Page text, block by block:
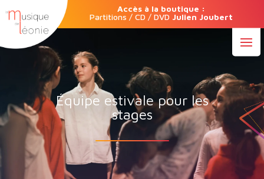
Accès à la boutique :
Partitions / CD / DVD Julien Joubert
Équipe estivale pour les
stages